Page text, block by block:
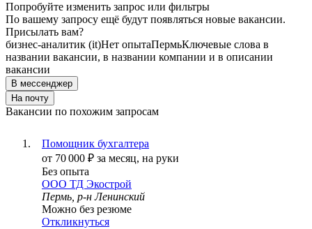
Попробуйте изменить запрос или фильтры
По вашему запросу ещё будут появляться новые вакансии.
Присылать вам?
бизнес-аналитик (it)Нет опытаПермьКлючевые слова в
названии вакансии, в названии компании и в описании
вакансии
В мессенджер
На почту
Вакансии по похожим запросам
Помощник бухгалтера
от 70 000 ₽ за месяц, на руки
Без опыта
ООО ТД Экострой
Пермь, р-н Ленинский
Можно без резюме
Откликнуться